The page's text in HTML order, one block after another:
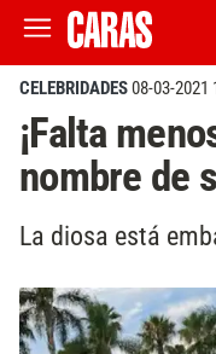
CELEBRIDADES08-03-2021
¡Falta
nombre de
La diosa está